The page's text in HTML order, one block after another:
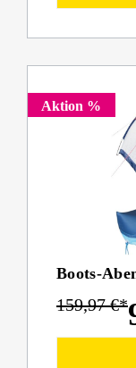
Aktion %
Boots-
159,97 €*